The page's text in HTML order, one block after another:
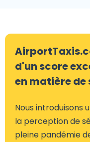
d'un score
en matière de
Nous introduisons
la perception de
pleine pandémie